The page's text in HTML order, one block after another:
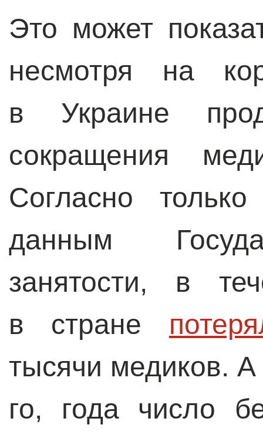
Это может
несмотря на
в Украине
сокращения
Согласно
данным
занятости, в
в стране
тысячи медиков.
го, года число